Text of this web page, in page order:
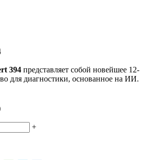
394 представляет собой новейшее 12-
для диагностики, основанное на ИИ.
+